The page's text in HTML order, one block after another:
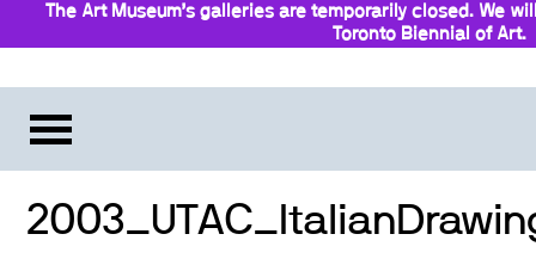
The Art Museum’s galleries are temporarily closed. We
Toronto Biennial of Art.